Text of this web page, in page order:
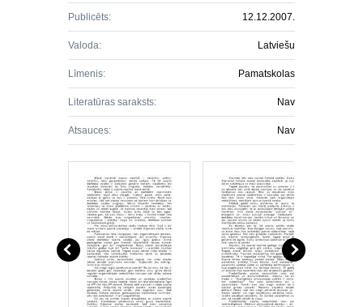
Publicēts: 12.12.2007.
Valoda: Latviešu
Līmenis: Pamatskolas
Literatūras saraksts: Nav
Atsauces: Nav